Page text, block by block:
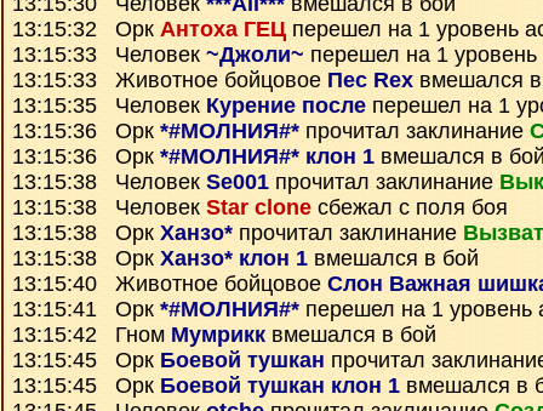
13:15:32 Орк Антоха ГЕЦ перешел на 1 уровень
13:15:33 Человек ~Джоли~ перешел на 1 уровень
13:15:33 Животное бойцовое Пес Rex вмешался
13:15:35 Человек Курение после перешел на 1
13:15:36 Орк *#МОЛНИЯ#* прочитал заклинание
13:15:36 Орк *#МОЛНИЯ#* клон 1 вмешался в
13:15:38 Человек Se001 прочитал заклинание
13:15:38 Человек Star clone сбежал с поля боя
13:15:38 Орк Ханзо* прочитал заклинание
13:15:38 Орк Ханзо* клон 1 вмешался в бой
13:15:40 Животное бойцовое Слон Важная
13:15:41 Орк *#МОЛНИЯ#* перешел на 1 уровень
13:15:42 Гном Мумрикк вмешался в бой
13:15:45 Орк Боевой тушкан прочитал
13:15:45 Орк Боевой тушкан клон 1 вмешался в